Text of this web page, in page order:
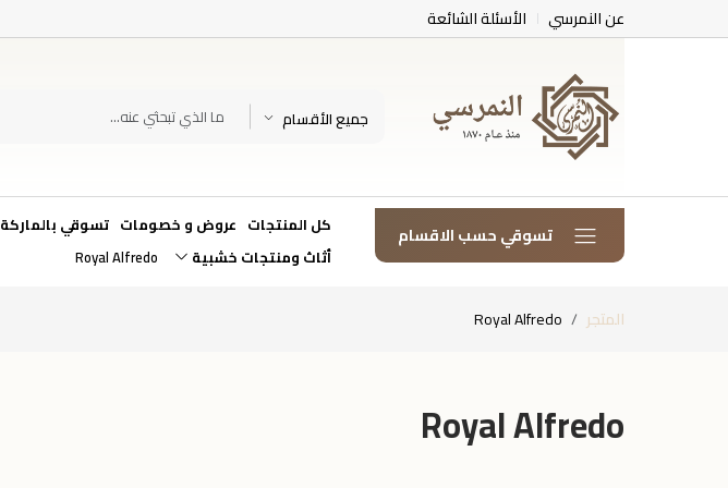
عن النمرسي الأسئلة الشائعة
جميع الأقسام
تسوقي حسب الاقسام كل المنتجات عروض و خصومات تسوقي بالماركة
أثاث ومنتجات خشبية
Royal Alfredo
المتجر Royal Alfredo
Royal Alfredo